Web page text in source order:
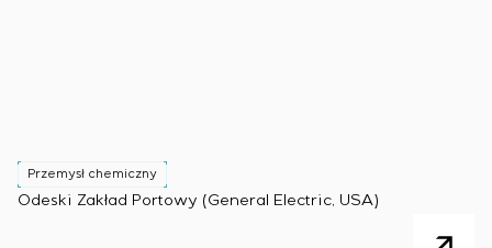
Przemysł chemiczny
Odeski Zakład Portowy (General Electric, USA)